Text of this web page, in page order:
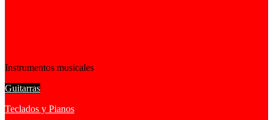
Instrumentos musicales
Guitarras
Teclados y Pianos